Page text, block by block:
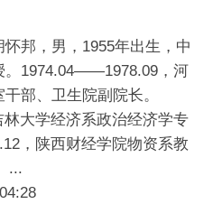
邦，男，1955年出生，中
。1974.04——1978.09，河
部、卫生院副院长。
大学经济系政治经济学专
，陕西财经学院物资系教
...